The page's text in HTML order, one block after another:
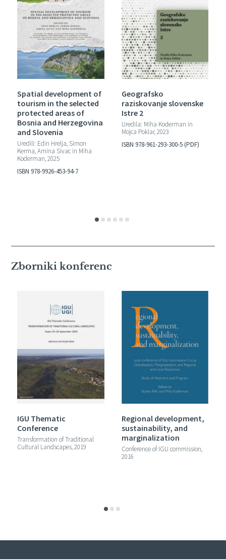
Spatial development of
tourism in the selected
protected areas of
Bosnia and Herzegovina
and Slovenia
Uredili: Edin Hrelja, Simon
Kerma, Amina Sivac in Miha
Koderman, 2025
ISBN 978-9926-453-94-7
Geografsko
raziskovanje slovenske
Istre 2
Uredila: Miha Koderman in
Mojca Poklar, 2023
ISBN 978-961-293-300-5 (PDF)
Zborniki konferenc
IGU Thematic
Conference
Transformation of Traditional
Cultural Landscapes, 2019
Regional development,
sustainability, and
marginalization
Conference of IGU commission,
2016